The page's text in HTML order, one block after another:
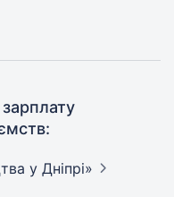
у Дніпрі»